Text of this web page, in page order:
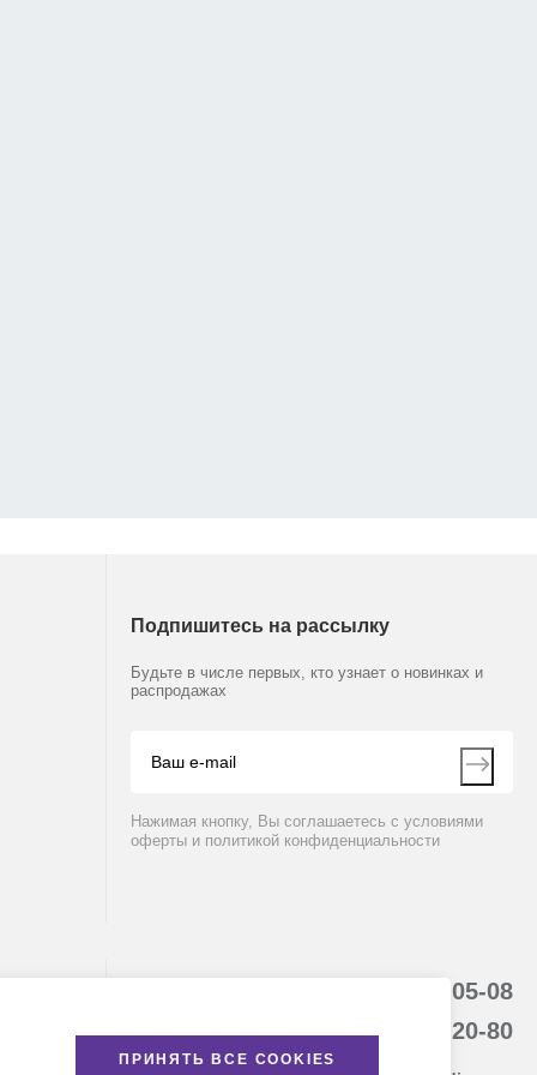
Подпишитесь на рассылку
Будьте в числе первых, кто узнает о новинках и
распродажах
Нажимая кнопку, Вы соглашаетесь с условиями
оферты и политикой конфиденциальности
8 (800) 234-05-08
+7 (843) 210-20-80
ПРИНЯТЬ ВСЕ COOKIES